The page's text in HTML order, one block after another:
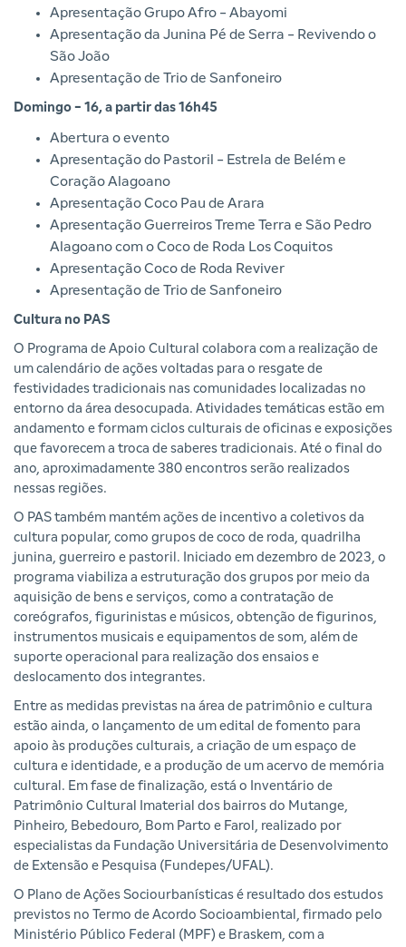
Apresentação Grupo Afro - Abayomi
Apresentação da Junina Pé de Serra - Revivendo o
São João
Apresentação de Trio de Sanfoneiro
Domingo - 16, a partir das 16h45
Abertura o evento
Apresentação do Pastoril - Estrela de Belém e
Coração Alagoano
Apresentação Coco Pau de Arara
Apresentação Guerreiros Treme Terra e São Pedro
Alagoano com o Coco de Roda Los Coquitos
Apresentação Coco de Roda Reviver
Apresentação de Trio de Sanfoneiro
Cultura no PAS
O Programa de Apoio Cultural colabora com a realização de
um calendário de ações voltadas para o resgate de
festividades tradicionais nas comunidades localizadas no
entorno da área desocupada. Atividades temáticas estão em
andamento e formam ciclos culturais de oficinas e exposições
que favorecem a troca de saberes tradicionais. Até o final do
ano, aproximadamente 380 encontros serão realizados
nessas regiões.
O PAS também mantém ações de incentivo a coletivos da
cultura popular, como grupos de coco de roda, quadrilha
junina, guerreiro e pastoril. Iniciado em dezembro de 2023, o
programa viabiliza a estruturação dos grupos por meio da
aquisição de bens e serviços, como a contratação de
coreógrafos, figurinistas e músicos, obtenção de figurinos,
instrumentos musicais e equipamentos de som, além de
suporte operacional para realização dos ensaios e
deslocamento dos integrantes.
Entre as medidas previstas na área de patrimônio e cultura
estão ainda, o lançamento de um edital de fomento para
apoio às produções culturais, a criação de um espaço de
cultura e identidade, e a produção de um acervo de memória
cultural. Em fase de finalização, está o Inventário de
Patrimônio Cultural Imaterial dos bairros do Mutange,
Pinheiro, Bebedouro, Bom Parto e Farol, realizado por
especialistas da Fundação Universitária de Desenvolvimento
de Extensão e Pesquisa (Fundepes/UFAL).
O Plano de Ações Sociourbanísticas é resultado dos estudos
previstos no Termo de Acordo Socioambiental, firmado pelo
Ministério Público Federal (MPF) e Braskem, com a